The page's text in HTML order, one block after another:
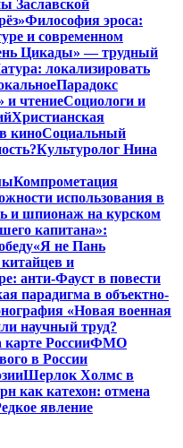
Заславской
Философия эроса:
и современном
Цикады» — трудный
локализировать
Парадокс
и чтениеСоциологи и
Христианская
киноСоциальный
Культуролог Нина
Компрометация
использования в
и шпионаж на курском
капитана»:
«Я не Пань
и
анти-Фауст в повести
парадигма в объектно-
«Новая военная
научный труд?
РоссииФМО
в России
Шерлок Холмс в
как катехон: отмена
явление